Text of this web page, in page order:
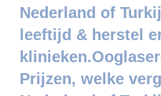
Nederland of
leeftijd & herstel
Prijzen, welke